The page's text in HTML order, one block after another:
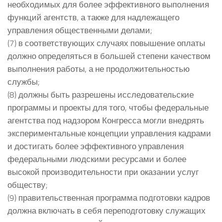
необходимых для более эффективного выполнения
функций агентств, а также для надлежащего
управления общественными делами;
(7) в соответствующих случаях повышение оплаты
должно определяться в большей степени качеством
выполнения работы, а не продолжительностью
службы;
(8) должны быть разрешены исследовательские
программы и проекты для того, чтобы федеральные
агентства под надзором Конгресса могли внедрять
экспериментальные концепции управления кадрами
и достигать более эффективного управления
федеральными людскими ресурсами и более
высокой производительности при оказании услуг
обществу;
(9) правительственная программа подготовки кадров
должна включать в себя переподготовку служащих